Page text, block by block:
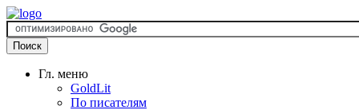
Гл. меню
GoldLit
По писателям